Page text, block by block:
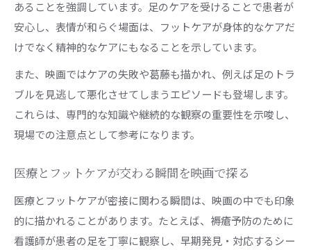
あることを強調しています。足のケアを受けることで患者が
安心し、表情が和らぐ場面は、フットケアが身体的なケアだ
けでなく精神的なケアにもなることを示しています。
また、映画ではケアの失敗や葛藤も描かれ、例えば足のトラ
ブルを見逃して悪化させてしまうエピソードも登場します。
これらは、専門的な知識や継続的な観察の重要性を示唆し、
現場での注意点として参考になります。
医療とフットケアが交わる瞬間を映画で探る
医療とフットケアが密接に関わる瞬間は、映画の中でも印象
的に描かれることがあります。たとえば、褥瘡予防のために
看護師が患者の足を丁寧に観察し、早期発見・対応するシー